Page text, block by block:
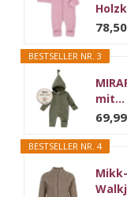
BESTSELLER NR. 3
mit...
BESTSELLER NR. 4